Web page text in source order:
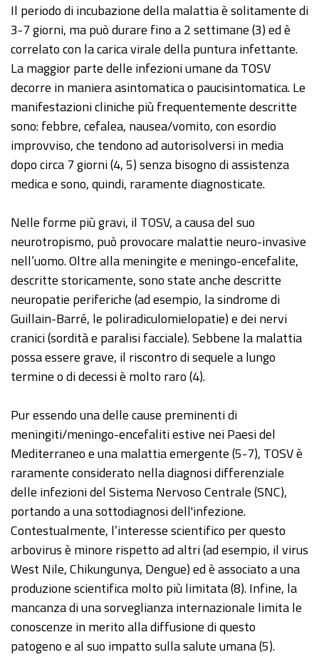
Il periodo di incubazione della malattia è solitamente di
3-7 giorni, ma può durare fino a 2 settimane (3) ed è
correlato con la carica virale della puntura infettante.
La maggior parte delle infezioni umane da TOSV
decorre in maniera asintomatica o paucisintomatica. Le
manifestazioni cliniche più frequentemente descritte
sono: febbre, cefalea, nausea/vomito, con esordio
improvviso, che tendono ad autorisolversi in media
dopo circa 7 giorni (4, 5) senza bisogno di assistenza
medica e sono, quindi, raramente diagnosticate.
Nelle forme più gravi, il TOSV, a causa del suo
neurotropismo, può provocare malattie neuro-invasive
nell’uomo. Oltre alla meningite e meningo-encefalite,
descritte storicamente, sono state anche descritte
neuropatie periferiche (ad esempio, la sindrome di
Guillain-Barré, le poliradiculomielopatie) e dei nervi
cranici (sordità e paralisi facciale). Sebbene la malattia
possa essere grave, il riscontro di sequele a lungo
termine o di decessi è molto raro (4).
Pur essendo una delle cause preminenti di
meningiti/meningo-encefaliti estive nei Paesi del
Mediterraneo e una malattia emergente (5-7), TOSV è
raramente considerato nella diagnosi differenziale
delle infezioni del Sistema Nervoso Centrale (SNC),
portando a una sottodiagnosi dell'infezione.
Contestualmente, l’interesse scientifico per questo
arbovirus è minore rispetto ad altri (ad esempio, il virus
West Nile, Chikungunya, Dengue) ed è associato a una
produzione scientifica molto più limitata (8). Infine, la
mancanza di una sorveglianza internazionale limita le
conoscenze in merito alla diffusione di questo
patogeno e al suo impatto sulla salute umana (5).